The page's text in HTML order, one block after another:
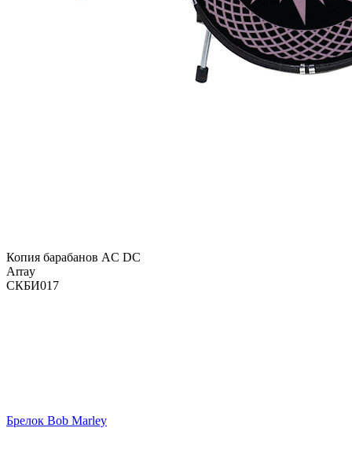
Копия барабанов AC DC
Array
СКБИ017
Брелок Bob Marley